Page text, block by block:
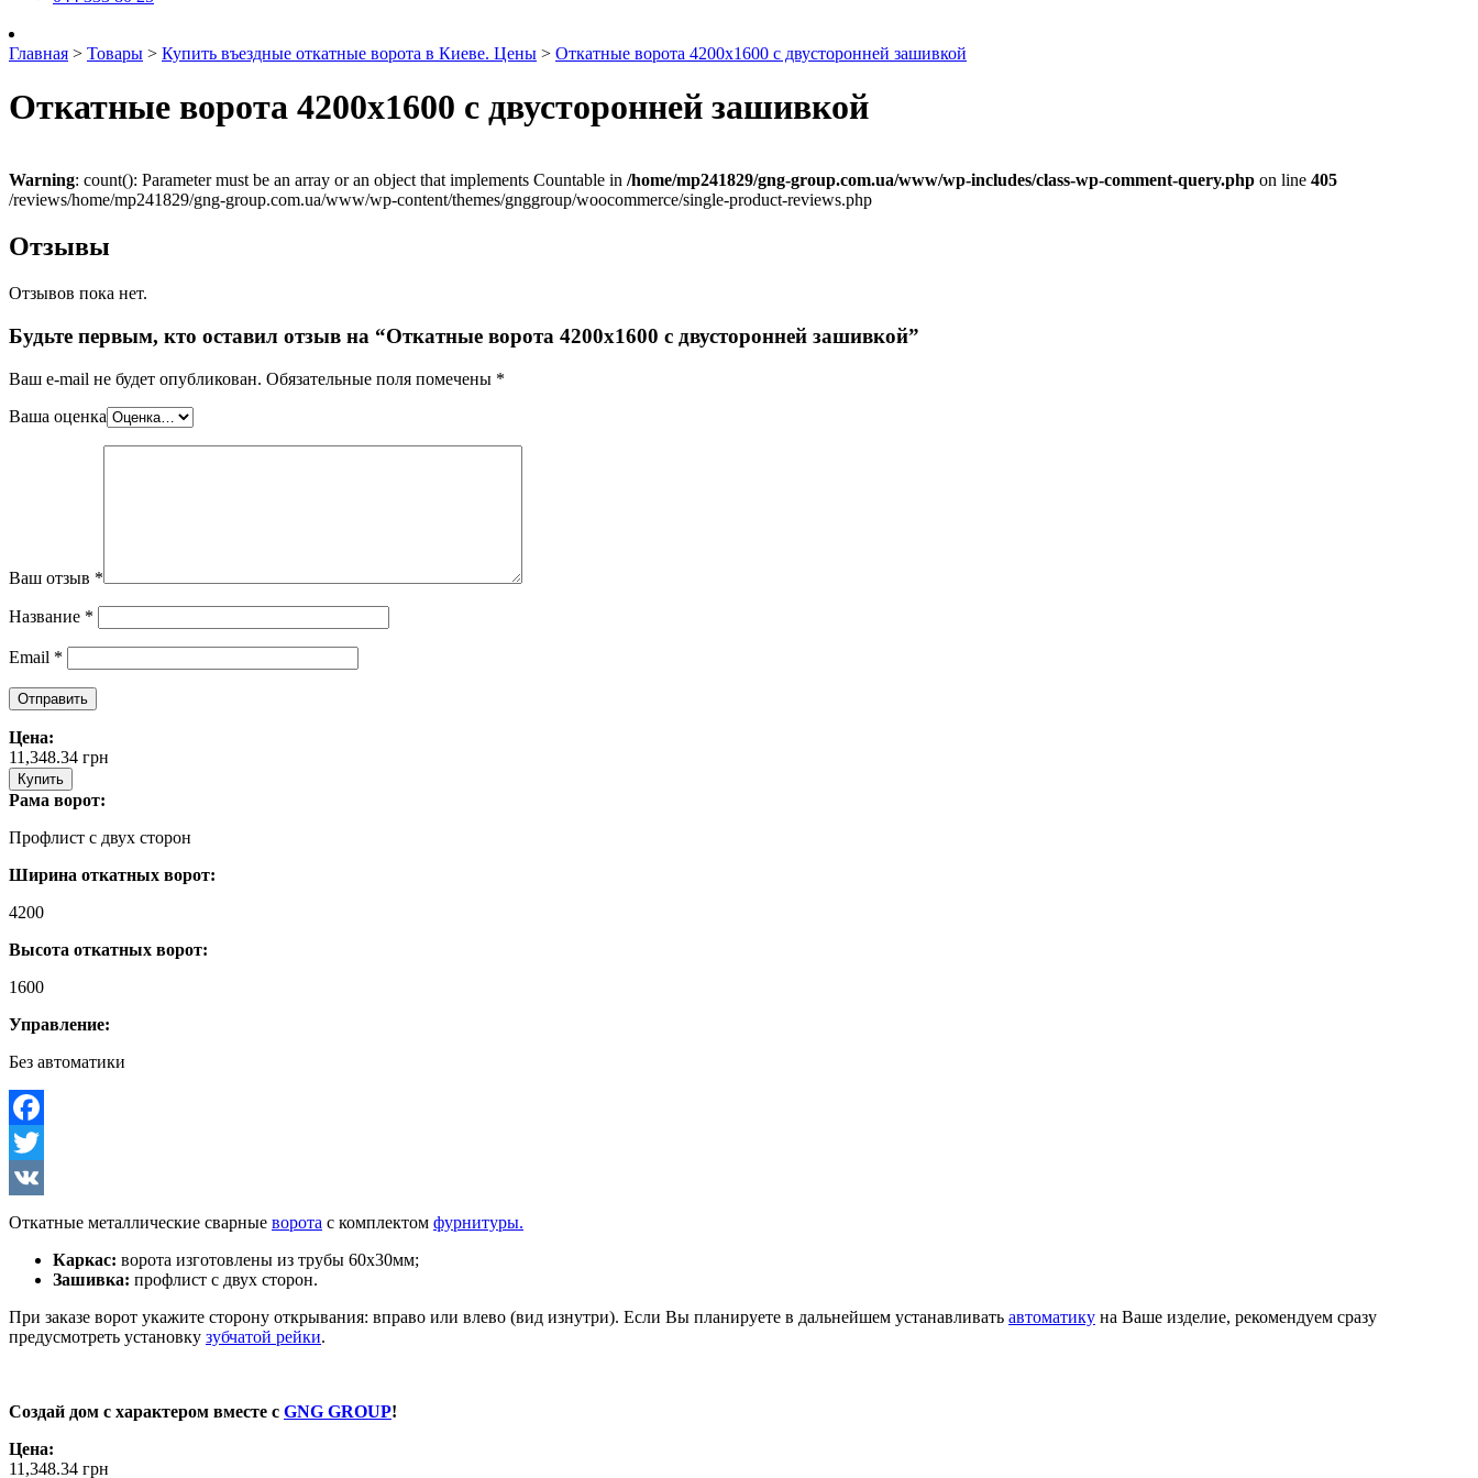
Главная > Товары > Купить въездные откатные ворота в Киеве. Цены > Откатные ворота 4200х1600 с двусторонней зашивкой
Откатные ворота 4200х1600 с двусторонней зашивкой
Warning: count(): Parameter must be an array or an object that implements Countable in /home/mp241829/gng-group.com.ua/www/wp-includes/class-wp-comment-query.php on line 405
/reviews/home/mp241829/gng-group.com.ua/www/wp-content/themes/gnggroup/woocommerce/single-product-reviews.php
Отзывы
Отзывов пока нет.
Будьте первым, кто оставил отзыв на “Откатные ворота 4200х1600 с двусторонней зашивкой”
Ваш e-mail не будет опубликован. Обязательные поля помечены *
Ваша оценка
Ваш отзыв *
Название *
Email *
Цена:
11,348.34 грн
Купить
Рама ворот:
Профлист с двух сторон
Ширина откатных ворот:
4200
Высота откатных ворот:
1600
Управление:
Без автоматики
Facebook
Twitter
VK
Откатные металлические сварные ворота с комплектом фурнитуры.
Каркас: ворота изготовлены из трубы 60х30мм;
Зашивка: профлист с двух сторон.
При заказе ворот укажите сторону открывания: вправо или влево (вид изнутри). Если Вы планируете в дальнейшем устанавливать автоматику на Ваше изделие, рекомендуем сразу
предусмотреть установку зубчатой рейки.
Создай дом с характером вместе с GNG GROUP!
Цена:
11,348.34 грн